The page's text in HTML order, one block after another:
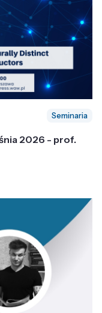
Seminaria
2026 - prof.